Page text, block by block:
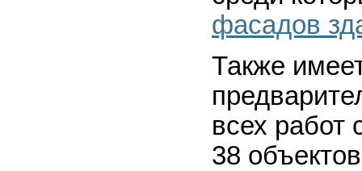
фасадов
Также
всех работ
38